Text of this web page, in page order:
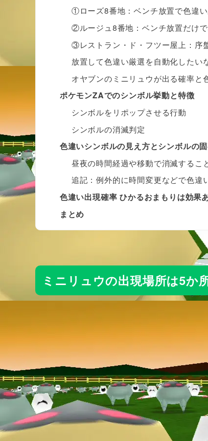
①ローズ8番地：ベンチ放置で色違
②ルージュ8番地：ベンチ放置だけ
③レストラン・ド・フツー屋上：序
放置して色違い厳選を自動化したい
オヤブンのミニリュウが出る確率と
ポケモンZAでのシンボル挙動と特徴
シンボルをリポップさせる行動
シンボルの消滅判定
色違いシンボルの見え方とシンボルの
昼夜の時間経過や移動で消滅するこ
追記：例外的に時間変更などで色違
色違い出現確率 ひかるおまもりは効果
まとめ
ミニリュウの出現場所は5か